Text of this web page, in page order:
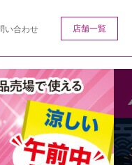
い合わせ 店舗一覧